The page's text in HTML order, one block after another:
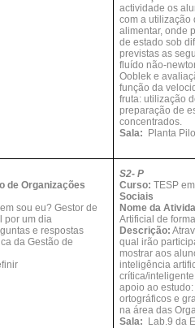
actividade os
com a utilização
alimentar, onde
de estado sob
previstas as
fluído não-
Ooblek e
função da
fruta: utilização
preparação de
concentrados.
Sala:
Planta
de Organizações
sou eu? Gestor de
por um dia
e respostas
da Gestão de
S2- P
Curso:TESP
Sociais
Nome da
Artificial de
Descrição:
qual irão
mostrar aos
inteligência
crítica/
apoio ao
ortográficos e
na área das
Sala:
Lab.9 da